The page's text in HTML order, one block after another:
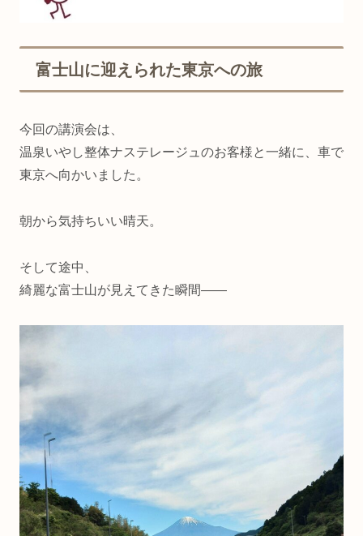
富士山に迎えられた東京への旅
今回の講演会は、
温泉いやし整体ナステレージュのお客様と一緒に、車で
東京へ向かいました。
朝から気持ちいい晴天。
そして途中、
綺麗な富士山が見えてきた瞬間――